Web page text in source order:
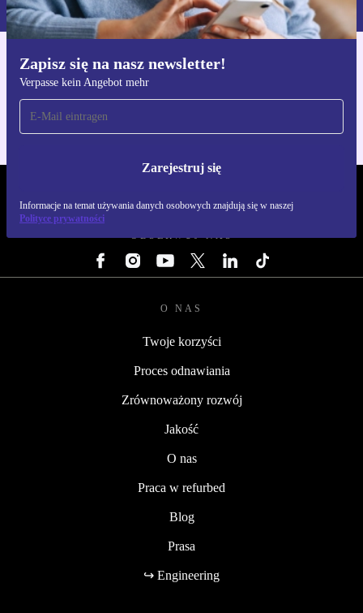
Zapisz się na nasz newsletter!
Verpasse kein Angebot mehr
Zarejestruj się
Informacje na temat używania danych osobowych znajdują się w naszej
Polityce prywatności
Pobierz aplikację refurbed
Dla iOS i Android
OBSERWUJ NAS
O NAS
Twoje korzyści
Proces odnawiania
Zrównoważony rozwój
Jakość
O nas
Praca w refurbed
Blog
Prasa
↪ Engineering